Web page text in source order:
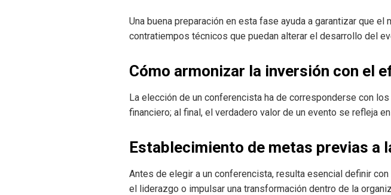
Una buena preparación en esta fase ayuda a garantizar que
contratiempos técnicos que puedan alterar el desarrollo del
Cómo armonizar la inversión con el
La elección de un conferencista ha de corresponderse con
financiero; al final, el verdadero valor de un evento se refleja
Establecimiento de metas previas a
Antes de elegir a un conferencista, resulta esencial definir
el liderazgo o impulsar una transformación dentro de la